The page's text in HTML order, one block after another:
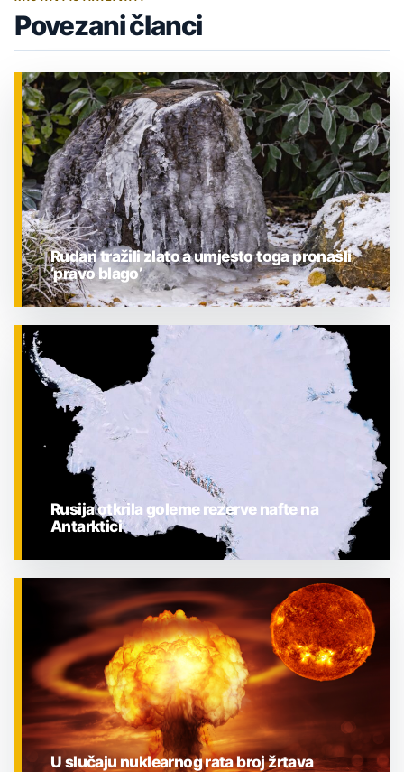
Povezani članci
Rudari tražili zlato a umjesto toga pronašli
‘pravo blago’
ZNANOST
Rusija otkrila goleme rezerve nafte na
Antarktici
U slučaju nuklearnog rata broj žrtava